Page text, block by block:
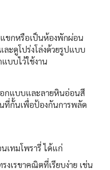
ขกหรือเป็นห้องพักผ่อน
ะดูโปร่งโล่งด้วยรูปแบบ
บบไว้ใช้งาน
กแบบและลายหินอ่อนสี
ที่กั้นเพื่อป้องกันการพลัด
เทมโพรารี่ ได้แก่
งเรขาคณิตที่เรียบง่าย เช่น